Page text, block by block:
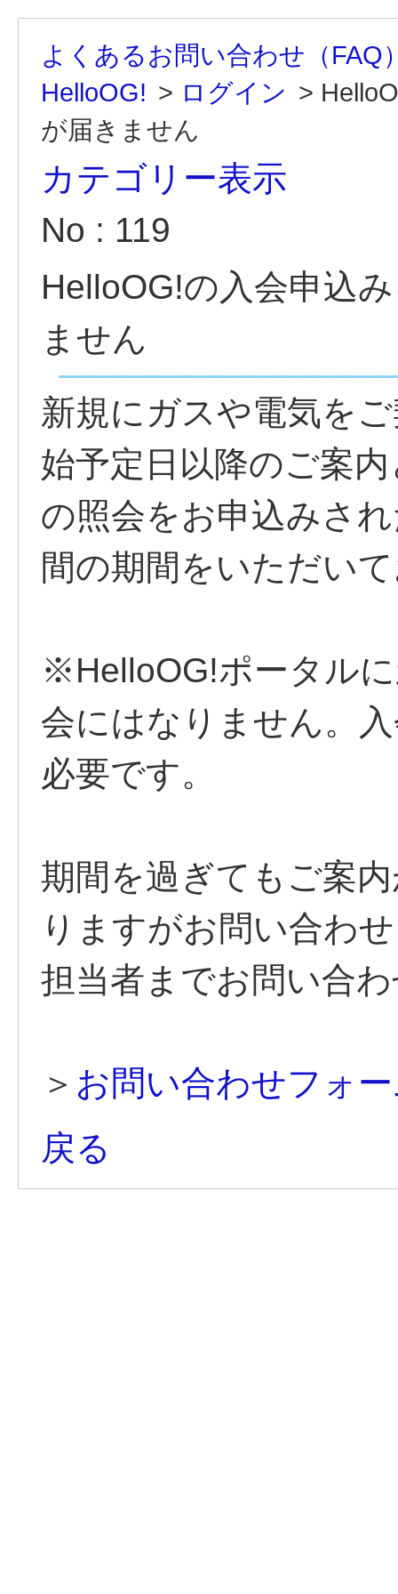
よくあるお問い合わせ（FAQ
HelloOG! > ログイン >
が届きません
カテゴリー表示
No : 119
HelloOG!の入会申込
ません
新規にガスや電気を
始予定日以降のご案
の照会をお申込みさ
間の期間をいただい
※HelloOG!ポータル
会にはなりません。
必要です。
期間を過ぎてもご案
りますがお問い合わ
担当者までお問い合
＞ お問い合わせフォ
戻る